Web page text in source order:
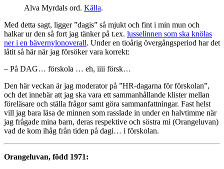
Alva Myrdals ord. Källa.
Med detta sagt, ligger ”dagis” så mjukt och fint i min mun och
halkar ur den så fort jag tänker på t.ex. lusselinnen som ska knölas
ner i en bävernylonoverall. Under en tioårig övergångsperiod har det
låtit så här när jag försöker vara korrekt:
– På DAG… förskola … eh, iiii försk…
Den här veckan är jag moderator på ”HR-dagarna för förskolan”,
och det innebär att jag ska vara ett sammanhållande klister mellan
föreläsare och ställa frågor samt göra sammanfattningar. Fast helst
vill jag bara läsa de minnen som rasslade in under en halvtimme när
jag frågade mina barn, deras respektive och söstra mi (Orangeluvan)
vad de kom ihåg från tiden på dagi… i förskolan.
Orangeluvan, född 1971: